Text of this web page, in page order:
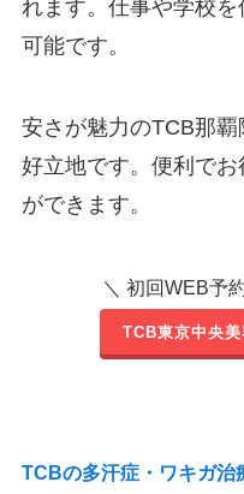
れます。仕事や学校
可能です。
安さが魅力のTCB那
好立地です。便利で
ができます。
＼ 初回WEB予
TCB東京中央
TCBの多汗症・ワキガ